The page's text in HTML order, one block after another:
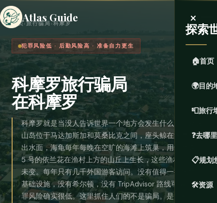
Atlas Guide ×
探索
🏠首页
🌍目的
📮旅行
❓去哪
📋规划
🛠️资源
首页›旅行骗局 ›科摩罗
犯罪风险低 · 后勤风险高 · 准备自力更生
科摩罗旅行骗局
在科摩罗
科摩罗就是当没人告诉世界一个地方会发生什么。三座火
山岛位于马达加斯加和莫桑比克之间，座头鲸在海岸外跃
出水面，海龟每年每晚在空旷的海滩上筑巢，用于香奈儿
5 号的依兰花在渔村上方的山丘上生长，这些渔村一代人
未变。每年只有几千外国游客访问。没有值得一提的旅游
基础设施，没有希尔顿，没有 TripAdvisor 路线可循。犯
罪风险确实很低。这里抓住人们的不是骗局。是后勤：沉